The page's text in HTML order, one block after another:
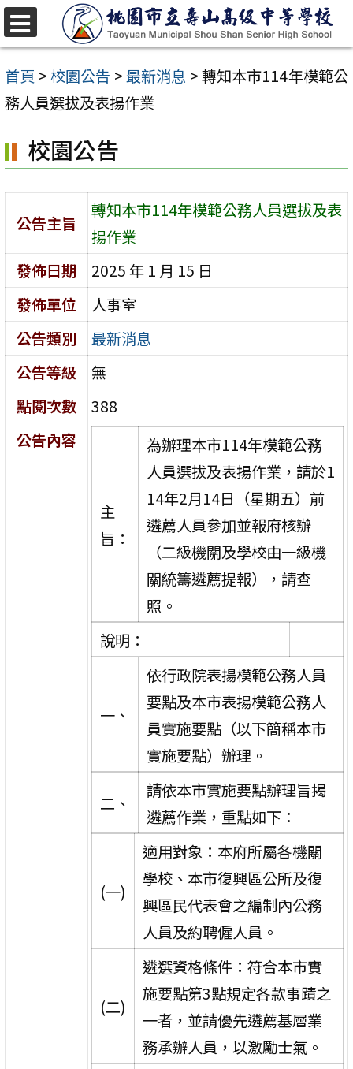
跳
至
主
要
容
區
首頁 >校園公告 >最新消息 >轉知本市114年模範公
務人員選拔及表揚作業
校園公告
公告主旨
轉知本市114年模範公務人員選拔及表
揚作業
發佈日期
2025 年 1 月 15 日
發佈單位
人事室
公告類別
最新消息
公告等級
無
點閱次數
388
公告內容
主
旨：
為辦理本市114年模範公務
人員選拔及表揚作業，請於1
14年2月14日（星期五）前
遴薦人員參加並報府核辦
（二級機關及學校由一級機
關統籌遴薦提報），請查
照。
說明：
一、
依行政院表揚模範公務人員
要點及本市表揚模範公務人
員實施要點（以下簡稱本市
實施要點）辦理。
二、
請依本市實施要點辦理旨揭
遴薦作業，重點如下：
(一)
適用對象：本府所屬各機關
學校、本市復興區公所及復
興區民代表會之編制內公務
人員及約聘僱人員。
(二)
遴選資格條件：符合本市實
施要點第3點規定各款事蹟之
一者，並請優先遴薦基層業
務承辦人員，以激勵士氣。
選
單